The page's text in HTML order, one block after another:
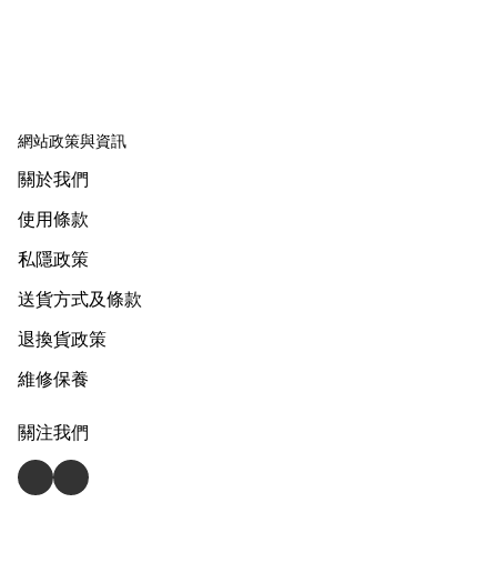
網站政策與資訊
關於我們
使用條款
私隱政策
送貨方式及條款
退換貨政策
維修保養
關注我們